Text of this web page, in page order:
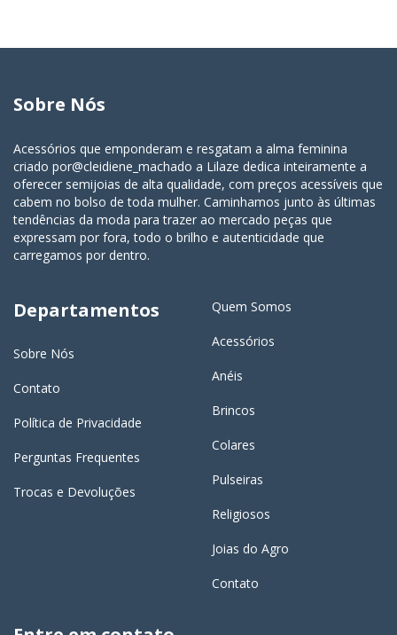
Sobre Nós
Acessórios que emponderam e resgatam a alma feminina
criado por@cleidiene_machado a Lilaze dedica inteiramente a
oferecer semijoias de alta qualidade, com preços acessíveis que
cabem no bolso de toda mulher. Caminhamos junto às últimas
tendências da moda para trazer ao mercado peças que
expressam por fora, todo o brilho e autenticidade que
carregamos por dentro.
Departamentos
Sobre Nós
Contato
Política de Privacidade
Perguntas Frequentes
Trocas e Devoluções
Quem Somos
Acessórios
Anéis
Brincos
Colares
Pulseiras
Religiosos
Joias do Agro
Contato